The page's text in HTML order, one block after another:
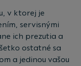
v ktorej je
servisnými
ich prezutia a
ostatné sa
a jedinou vašou